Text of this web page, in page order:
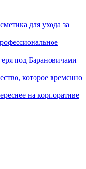
для ухода за
под Барановичами
которое временно
на корпоративе